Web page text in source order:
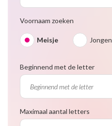
Voornaam zoeken
Meisje Jongen
Beginnend met de letter
Maximaal aantal letters